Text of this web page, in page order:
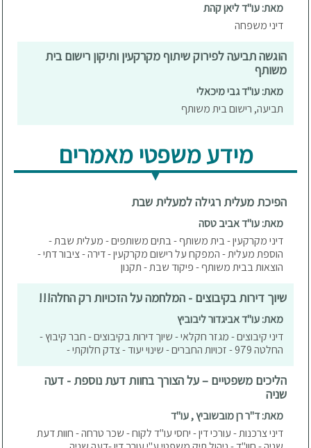
מאת: עו"ד ליאן קהת
דיני משפחה
הוגשה תביעה לפירוק שיתוף מקרקעין ותיקון רישום בית
משותף
מאת: עו"ד גבי מיכאלי
תביעה, רישום בית משותף
מידע משפטי מאמרים
הפיכת מעלית רגילה למעלית שבת
מאת: עו"ד אביב טסה
דיני מקרקעין - בית משותף - בתים משותפים - מעלית שבת -
הוספת מעלית - המפקח על רישום מקרקעין - דירה - ציבור דתי -
הוצאות בבית משותף - פיקוד שבת - תקנון
שיוך דירות בקיבוצים - המלחמה על הזכויות רק החלה!!!
מאת: עו"ד אביגדור ליבוביץ
דיני קיבוצים - מגזר חקלאי - שיוך דירות בקיבוצים - חבר קיבוץ -
החלטה 979 - זכויות החברים - שינוי יעוד - צדק חלוקתי -
הליכים משפטיים – על הצורך בחוות דעת נוספת - דעה
שניה
מאת: ד"ר רן מובשוביץ , עו"ד
דיני צרכנות - עורכי דין - יחסי עו"ד לקוח - שכר טרחה - חוות דעת